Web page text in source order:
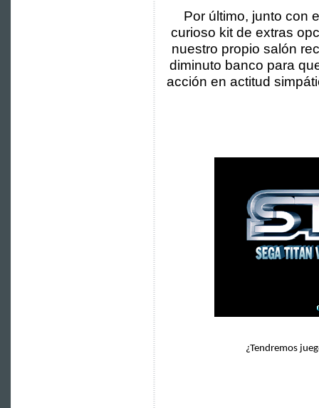
Por último, junto con
curioso kit de extras
nuestro propio salón
diminuto banco para
acción en actitud
¿Tendremos